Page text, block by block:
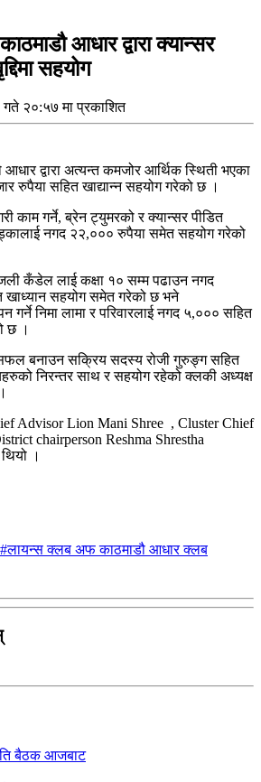
आधार द्वारा क्यान्सर
सहयोग
२०:५७ मा प्रकाशित
द्वारा अत्यन्त कमजोर आर्थिक स्थिती भएका
रुपैया सहित खाद्यान्न सहयोग गरेको छ ।
काम गर्ने, ब्रेन ट्युमरको र क्यान्सर पीडित
नगद २२,००० रुपैया समेत सहयोग गरेको
कँडेल लाई कक्षा १० सम्म पढाउन नगद
खाध्यान सहयोग समेत गरेको छ भने
गर्ने निमा लामा र परिवारलाई नगद ५,००० सहित
छ ।
बनाउन सक्रिय सदस्य रोजी गुरुङ्ग सहित
निरन्तर साथ र सहयोग रहेको क्लकी अध्यक्ष
Advisor Lion Mani Shree , Cluster Chief
chairperson Reshma Shrestha
।
#लायन्स क्लब अफ काठमाडौ आधार क्लब